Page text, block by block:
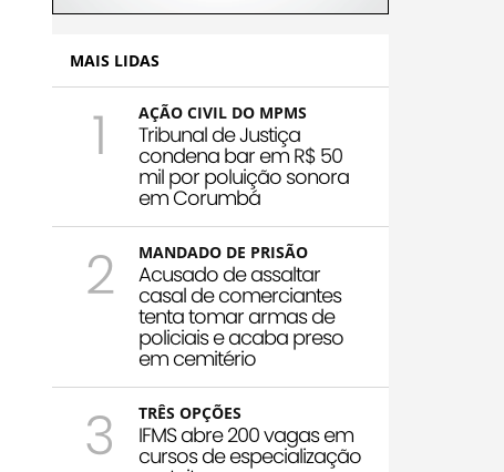
MAIS LIDAS
1 AÇÃO CIVIL DO MPMS
Tribunal de Justiça
condena bar em R$ 50
mil por poluição sonora
em Corumbá
2 MANDADO DE PRISÃO
Acusado de assaltar
casal de comerciantes
tenta tomar armas de
policiais e acaba preso
em cemitério
3 TRÊS OPÇÕES
IFMS abre 200 vagas em
cursos de especialização